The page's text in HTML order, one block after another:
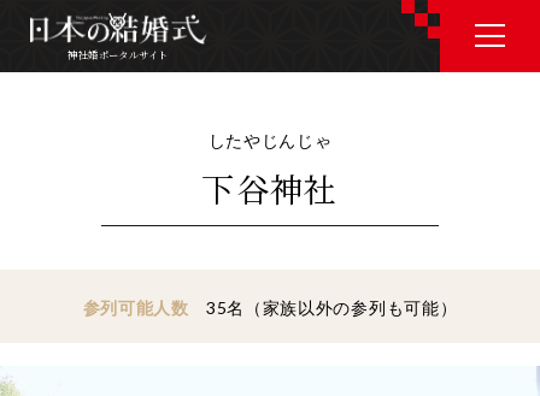
J P E N
神社婚ポータルサイト
したやじんじゃ
下谷神社
参列可能人数 35名（家族以外の参列も可能）